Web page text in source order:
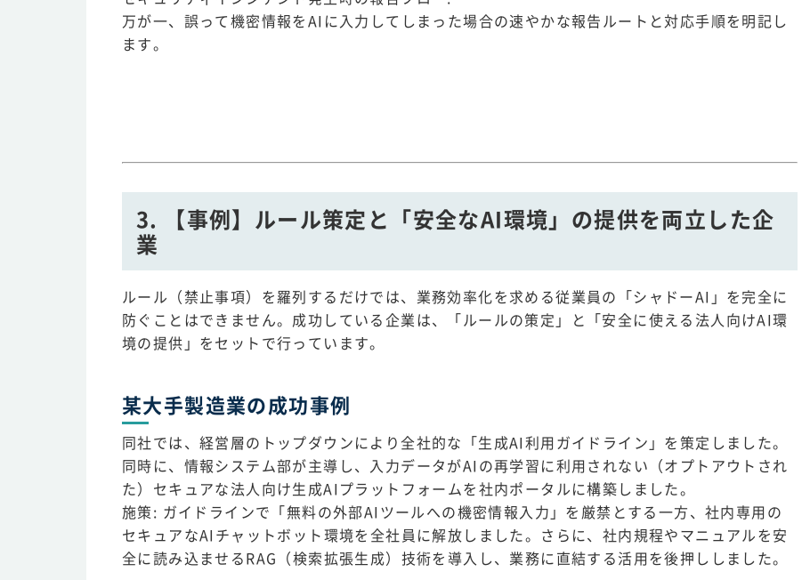
万が一、誤って機密情報をAIに入力してしまった場合の速やかな報告ルートと対応手順を明記し
ます。
3. 【事例】ルール策定と「安全なAI環境」の提供を両立した企
業
ルール（禁止事項）を羅列するだけでは、業務効率化を求める従業員の「シャドーAI」を完全に
防ぐことはできません。成功している企業は、「ルールの策定」と「安全に使える法人向けAI環
境の提供」をセットで行っています。
某大手製造業の成功事例
同社では、経営層のトップダウンにより全社的な「生成AI利用ガイドライン」を策定しました。
同時に、情報システム部が主導し、入力データがAIの再学習に利用されない（オプトアウトされ
た）セキュアな法人向け生成AIプラットフォームを社内ポータルに構築しました。
施策: ガイドラインで「無料の外部AIツールへの機密情報入力」を厳禁とする一方、社内専用の
セキュアなAIチャットボット環境を全社員に解放しました。さらに、社内規程やマニュアルを安
全に読み込ませるRAG（検索拡張生成）技術を導入し、業務に直結する活用を後押ししました。